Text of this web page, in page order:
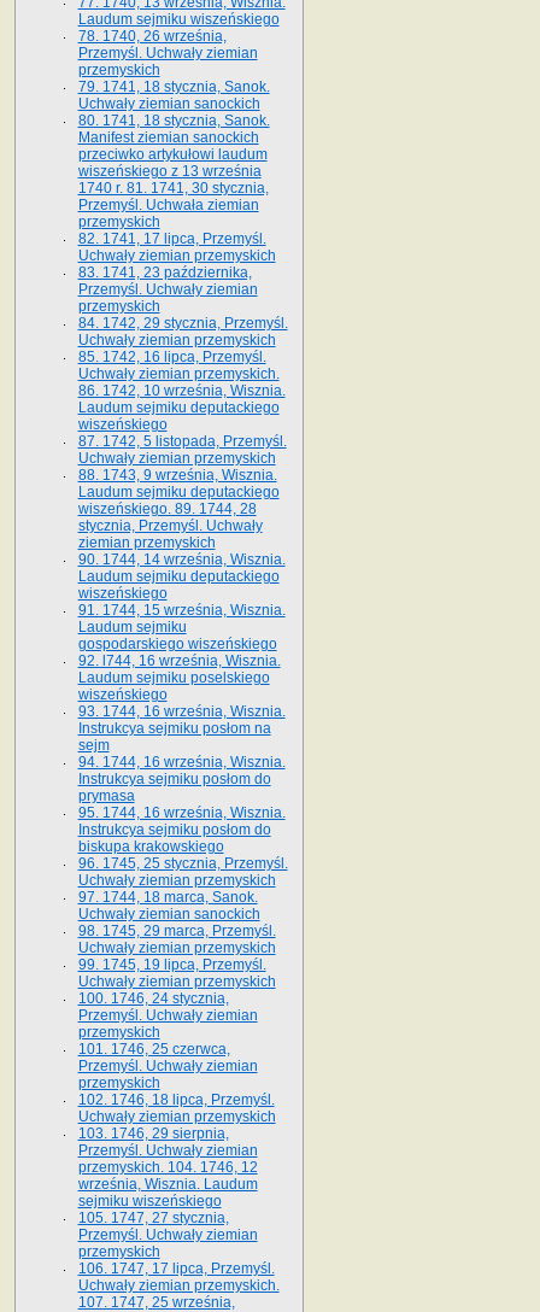
Laudum sejmiku wiszeńskiego
78. 1740, 26 września,
Przemyśl. Uchwały ziemian
przemyskich
79. 1741, 18 stycznia, Sanok.
Uchwały ziemian sanockich
80. 1741, 18 stycznia, Sanok.
Manifest ziemian sanockich
przeciwko artykułowi laudum
wiszeńskiego z 13 wrze­śnia
1740 r. 81. 1741, 30 stycznia,
Przemyśl. Uchwała ziemian
przemyskich
82. 1741, 17 lipca, Przemyśl.
Uchwały ziemian przemyskich
83. 1741, 23 października,
Przemyśl. Uchwały ziemian
przemyskich
84. 1742, 29 stycznia, Przemyśl.
Uchwały ziemian przemyskich
85. 1742, 16 lipca, Przemyśl.
Uchwały ziemian przemyskich.
86. 1742, 10 września, Wisznia.
Laudum sejmiku deputackiego
wiszeńskiego
87. 1742, 5 listopada, Przemyśl.
Uchwały ziemian przemyskich
88. 1743, 9 września, Wisznia.
Laudum sejmiku deputackiego
wiszeńskiego. 89. 1744, 28
stycznia, Przemyśl. Uchwały
ziemian przemyskich
90. 1744, 14 września, Wisznia.
Laudum sejmiku deputackiego
wiszeńskiego
91. 1744, 15 września, Wisznia.
Laudum sejmiku
gospodarskiego wiszeńskiego
92. l744, 16 września, Wisznia.
Laudum sejmiku poselskiego
wiszeńskiego
93. 1744, 16 września, Wisznia.
Instrukcya sejmiku posłom na
sejm
94. 1744, 16 września, Wisznia.
Instrukcya sejmiku posłom do
prymasa
95. 1744, 16 września, Wisznia.
Instrukcya sejmiku posłom do
biskupa krakowskiego
96. 1745, 25 stycznia, Przemyśl.
Uchwały ziemian przemyskich
97. 1744, 18 marca, Sanok.
Uchwały ziemian sanockich
98. 1745, 29 marca, Przemyśl.
Uchwały ziemian przemyskich
99. 1745, 19 lipca, Przemyśl.
Uchwały ziemian przemyskich
100. 1746, 24 stycznia,
Przemyśl. Uchwały ziemian
przemyskich
101. 1746, 25 czerwca,
Przemyśl. Uchwały ziemian
przemyskich
102. 1746, 18 lipca, Przemyśl.
Uchwały ziemian przemyskich
103. 1746, 29 sierpnia,
Przemyśl. Uchwały ziemian
przemyskich. 104. 1746, 12
września, Wisznia. Laudum
sejmiku wiszeńskiego
105. 1747, 27 stycznia,
Przemyśl. Uchwały ziemian
przemyskich
106. 1747, 17 lipca, Przemyśl.
Uchwały ziemian przemyskich.
107. 1747, 25 września,